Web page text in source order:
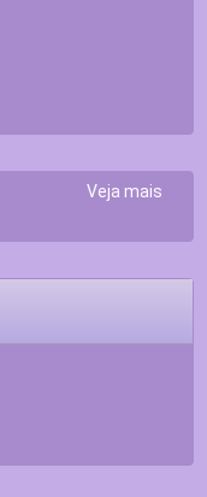
Veja mais